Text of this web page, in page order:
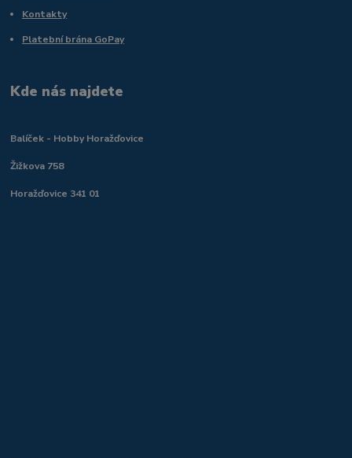
Kontakty
Platební brána GoPay
Kde nás najdete
Balíček - Hobby Horažďovice
Žižkova 758
Horažďovice 341 01